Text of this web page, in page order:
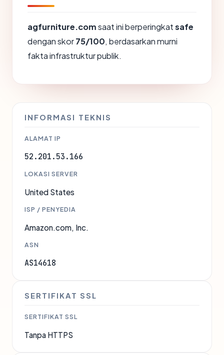
agfurniture.comsaat ini berperingkatsafe
dengan skor75/100, berdasarkan murni
fakta infrastruktur publik.
INFORMASI TEKNIS
ALAMAT IP
52.201.53.166
LOKASI SERVER
United States
ISP / PENYEDIA
Amazon.com, Inc.
ASN
AS14618
SERTIFIKAT SSL
SERTIFIKAT SSL
Tanpa HTTPS